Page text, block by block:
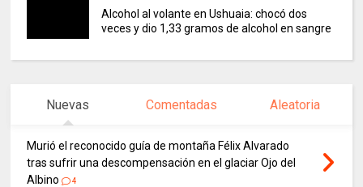
Alcohol al volante en Ushuaia: chocó dos
veces y dio 1,33 gramos de alcohol en sangre
Nuevas Comentadas Aleatoria
Murió el reconocido guía de montaña Félix Alvarado
tras sufrir una descompensación en el glaciar Ojo del
Albino
4